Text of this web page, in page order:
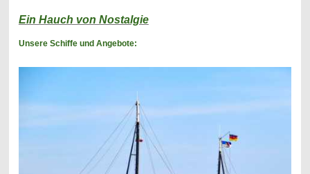
Ein Hauch von Nostalgie
Unsere Schiffe und Angebote: